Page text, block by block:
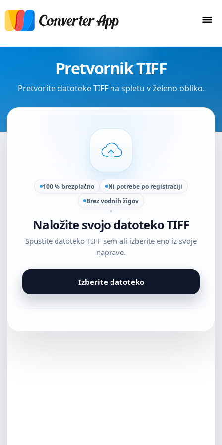
Pretvornik TIFF
Pretvorite datoteke TIFF na spletu v želeno obliko.
100 % brezplačno
Ni potrebe po registraciji
Brez vodnih žigov
Naložite svojo datoteko TIFF
Spustite datoteko TIFF sem ali izberite eno iz svoje
naprave.
Izberite datoteko